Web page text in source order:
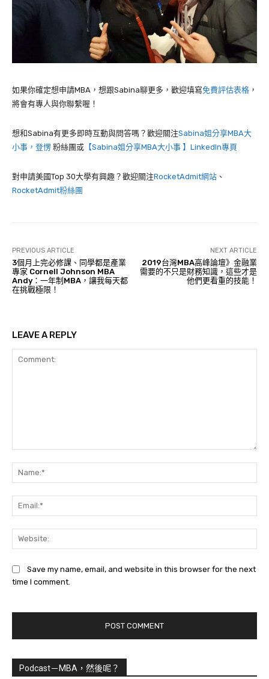
如果你確定想申請MBA，想跟Sabina聊更多，歡迎填寫免費評估表格 ，
將會有專人與你聯繫喔！
想和Sabina有更多即時互動與問答嗎？歡迎關注Sabina姐分享MBA大
小事，登愣 粉絲團或 【Sabina姐分享MBA大小事 】LinkedIn專頁
對申請美國Top 30大學有興趣？歡迎關注RocketAdmit網站 、
RocketAdmit粉絲團
PREVIOUS ARTICLE
3個月上完必修課、同學都是產業
專家 Cornell Johnson MBA
Andy：一年制MBA，讓我每天都
在挑戰極限！
NEXT ARTICLE
2019台灣MBA高峰論壇》金融業
需要的不只是財務知識，這些才是
他們更看重的技能！
LEAVE A REPLY
Save my name, email, and website in this browser for the next
time I comment.
Podcast－MBA，然後呢？